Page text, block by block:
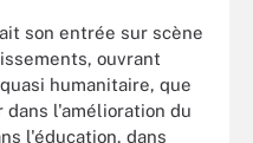
son entrée sur scène
ouvrant
humanitaire, que
l'amélioration du
l'éducation, dans